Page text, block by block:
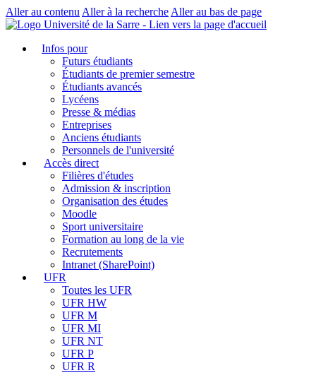
Aller au contenu Aller à la recherche Aller au bas de page
Infos pour
Futurs étudiants
Étudiants de premier semestre
Étudiants avancés
Lycéens
Presse & médias
Entreprises
Anciens étudiants
Personnels de l'université
Accès direct
Filières d'études
Admission & inscription
Organisation des études
Moodle
Sport universitaire
Formation au long de la vie
Recrutements
Intranet (SharePoint)
UFR
Toutes les UFR
UFR HW
UFR M
UFR MI
UFR NT
UFR P
UFR R